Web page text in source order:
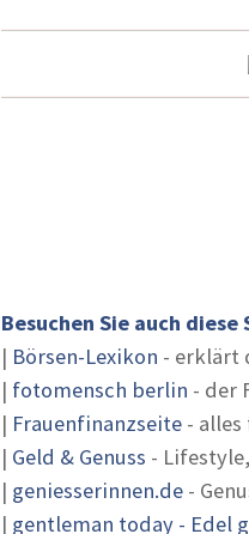
Besuchen Sie auch
| Börsen-Lexikon - erklärt
| fotomensch berlin - der
| Frauenfinanzseite -
| Geld & Genuss -
| geniesserinnen.de -
| gentleman today - Edel